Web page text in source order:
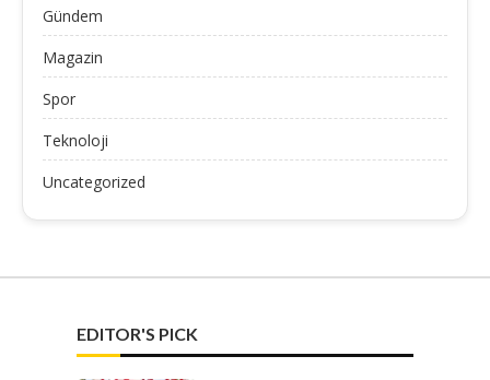
Gündem
Magazin
Spor
Teknoloji
Uncategorized
EDITOR'S PICK